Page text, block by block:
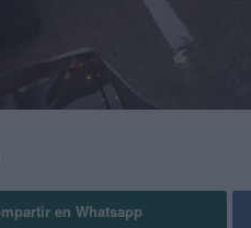
en Whatsapp